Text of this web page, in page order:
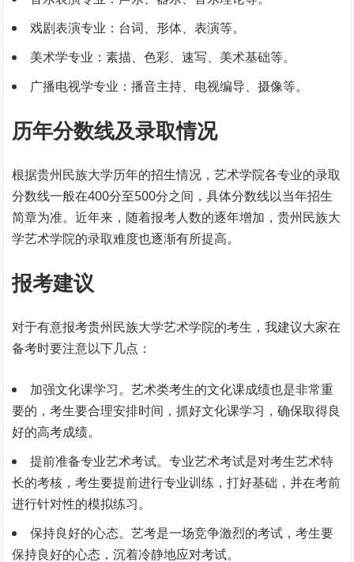
戏剧表演专业：台词、形体、表演等。
美术学专业：素描、色彩、速写、美术基础等。
广播电视学专业：播音主持、电视编导、摄像等。
历年分数线及录取情况
根据贵州民族大学历年的招生情况，艺术学院各专业的录取
分数线一般在400分至500分之间，具体分数线以当年招生
简章为准。近年来，随着报考人数的逐年增加，贵州民族大
学艺术学院的录取难度也逐渐有所提高。
报考建议
对于有意报考贵州民族大学艺术学院的考生，我建议大家在
备考时要注意以下几点：
加强文化课学习。艺术类考生的文化课成绩也是非常重
要的，考生要合理安排时间，抓好文化课学习，确保取得良
好的高考成绩。
提前准备专业艺术考试。专业艺术考试是对考生艺术特
长的考核，考生要提前进行专业训练，打好基础，并在考前
进行针对性的模拟练习。
保持良好的心态。艺考是一场竞争激烈的考试，考生要
保持良好的心态，沉着冷静地应对考试。